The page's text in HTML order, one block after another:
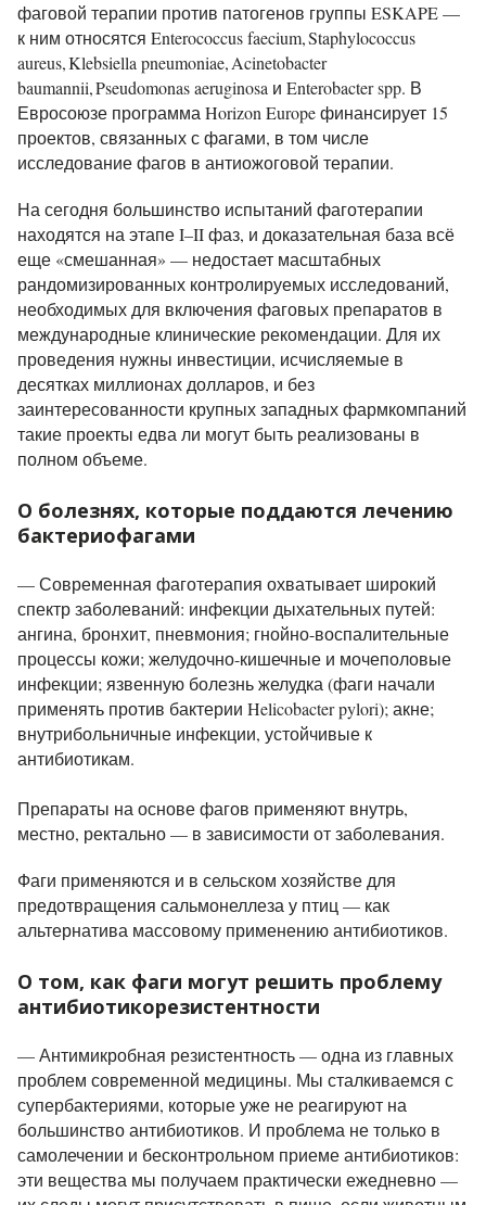
фаговой терапии против патогенов группы ESKAPE —
к ним относятся Enterococcus faecium, Staphylococcus
aureus, Klebsiella pneumoniae, Acinetobacter
baumannii, Pseudomonas aeruginosa и Enterobacter spp. В
Евросоюзе программа Horizon Europe финансирует 15
проектов, связанных с фагами, в том числе
исследование фагов в антиожоговой терапии.
На сегодня большинство испытаний фаготерапии
находятся на этапе I–II фаз, и доказательная база всё
еще «смешанная» — недостает масштабных
рандомизированных контролируемых исследований,
необходимых для включения фаговых препаратов в
международные клинические рекомендации. Для их
проведения нужны инвестиции, исчисляемые в
десятках миллионах долларов, и без
заинтересованности крупных западных фармкомпаний
такие проекты едва ли могут быть реализованы в
полном объеме.
О болезнях, которые поддаются лечению
бактериофагами
— Современная фаготерапия охватывает широкий
спектр заболеваний: инфекции дыхательных путей:
ангина, бронхит, пневмония; гнойно-воспалительные
процессы кожи; желудочно-кишечные и мочеполовые
инфекции; язвенную болезнь желудка (фаги начали
применять против бактерии Helicobacter pylori); акне;
внутрибольничные инфекции, устойчивые к
антибиотикам.
Препараты на основе фагов применяют внутрь,
местно, ректально — в зависимости от заболевания.
Фаги применяются и в сельском хозяйстве для
предотвращения сальмонеллеза у птиц — как
альтернатива массовому применению антибиотиков.
О том, как фаги могут решить проблему
антибиотикорезистентности
— Антимикробная резистентность — одна из главных
проблем современной медицины. Мы сталкиваемся с
супербактериями, которые уже не реагируют на
большинство антибиотиков. И проблема не только в
самолечении и бесконтрольном приеме антибиотиков:
эти вещества мы получаем практически ежедневно —